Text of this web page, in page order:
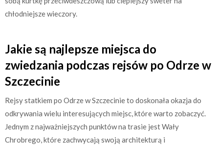
chłodniejsze wieczory.
Jakie są najlepsze miejsca do
zwiedzania podczas rejsów po Odrze w
Szczecinie
Rejsy statkiem po Odrze w Szczecinie to doskonała okazja do
odkrywania wielu interesujących miejsc, które warto zobaczyć.
Jednym z najważniejszych punktów na trasie jest Wały
Chrobrego, które zachwycają swoją architekturą i